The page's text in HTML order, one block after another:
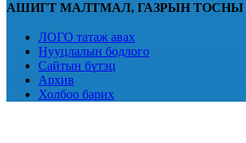
АШИГТ МАЛТМАЛ, ГАЗРЫН ТОСНЫ
ЛОГО татаж авах
Нууцлалын бодлого
Сайтын бүтэц
Архив
Холбоо барих